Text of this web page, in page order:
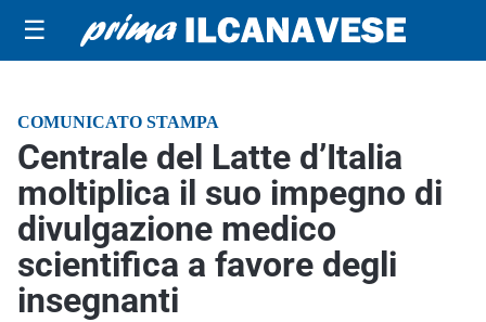
☰
COMUNICATO STAMPA
Centrale del Latte d’Italia
moltiplica il suo impegno di
divulgazione medico
scientifica a favore degli
insegnanti